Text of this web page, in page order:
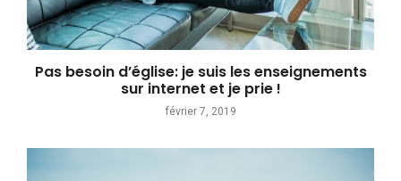
Pas besoin d’église: je suis les enseignements
sur internet et je prie !
février 7, 2019